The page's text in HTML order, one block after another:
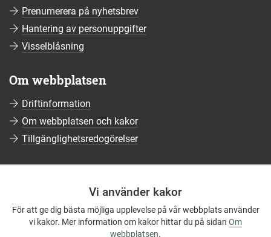
Vi använder kakor
För att ge dig bästa möjliga upplevelse på vår webbplats använder
vi kakor. Mer information om kakor hittar du på sidan Om
webbplatsen.
Prenumerera på nyhetsbrev
Hantering av personuppgifter
Visselblåsning
Om webbplatsen
Driftinformation
Om webbplatsen och kakor
Tillgänglighetsredogörelser
Följ oss på Facebook
Följ oss på Instagram